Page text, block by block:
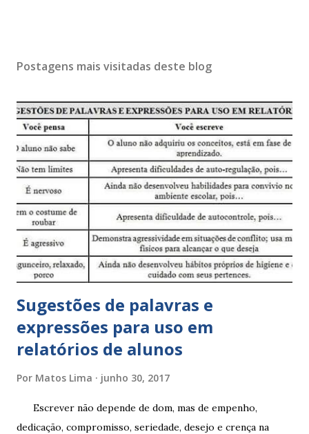
Postagens mais visitadas deste blog
Sugestões de palavras e
expressões para uso em
relatórios de alunos
Por Matos Lima junho 30, 2017
Escrever não depende de dom, mas de empenho,
dedicação, compromisso, seriedade, desejo e crença na